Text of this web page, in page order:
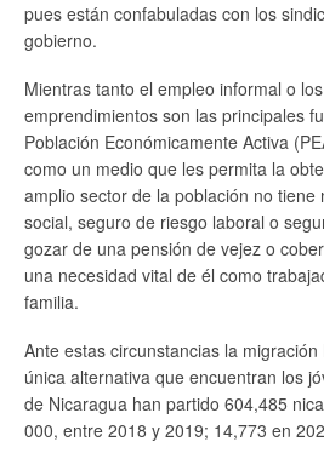
pues están confabuladas con los
gobierno.
Mientras tanto el empleo informal o
emprendimientos son las principales
Población Económicamente Activa
como un medio que les permita la
amplio sector de la población no tiene
social, seguro de riesgo laboral o
gozar de una pensión de vejez o
una necesidad vital de él como
familia.
Ante estas circunstancias la
única alternativa que encuentran los
de Nicaragua han partido 604,485
000, entre 2018 y 2019; 14,773 en